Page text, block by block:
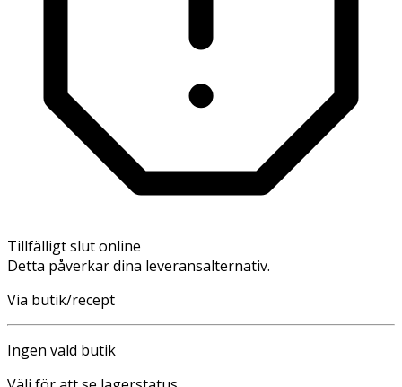
Tillfälligt slut online
Detta påverkar dina leveransalternativ.
Via butik/recept
Ingen vald butik